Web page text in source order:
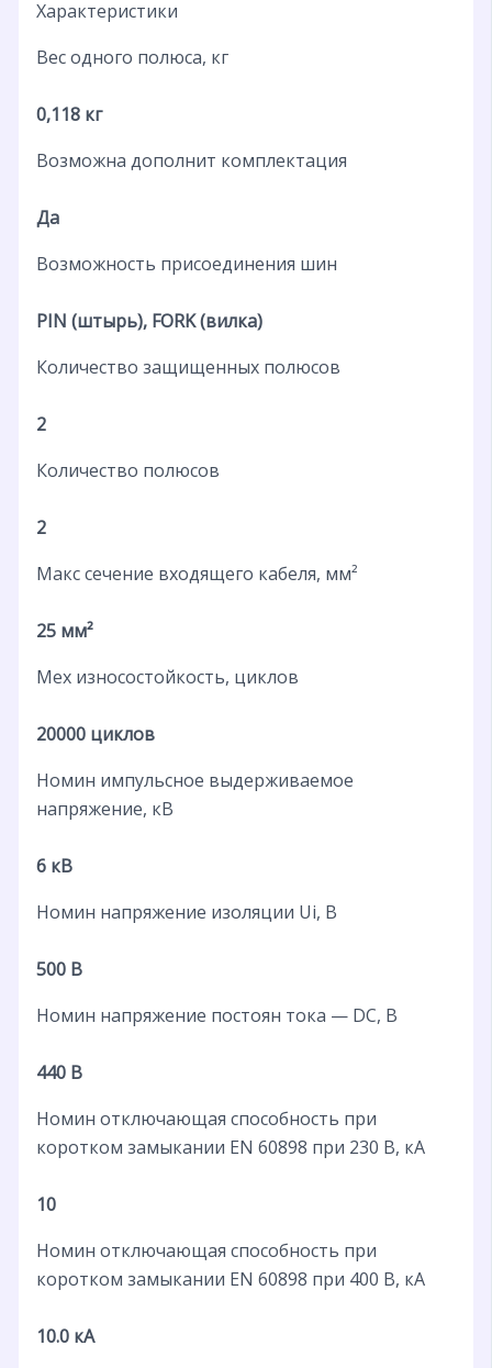
Характеристики
Вес одного полюса, кг
0,118 кг
Возможна дополнит комплектация
Да
Возможность присоединения шин
PIN (штырь), FORK (вилка)
Количество защищенных полюсов
2
Количество полюсов
2
Макс сечение входящего кабеля, мм²
25 мм²
Мех износостойкость, циклов
20000 циклов
Номин импульсное выдерживаемое
напряжение, кВ
6 кВ
Номин напряжение изоляции Ui, В
500 В
Номин напряжение постоян тока — DC, В
440 В
Номин отключающая способность при
коротком замыкании EN 60898 при 230 В, кА
10
Номин отключающая способность при
коротком замыкании EN 60898 при 400 В, кА
10.0 кА